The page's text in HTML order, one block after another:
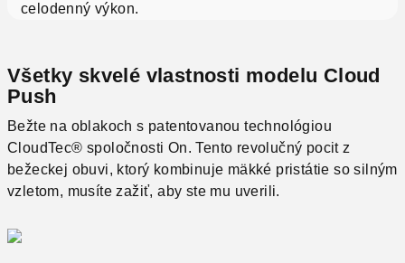
celodenný výkon.
Všetky skvelé vlastnosti modelu Cloud
Push
Bežte na oblakoch s patentovanou technológiou
CloudTec® spoločnosti On. Tento revolučný pocit z
bežeckej obuvi, ktorý kombinuje mäkké pristátie so silným
vzletom, musíte zažiť, aby ste mu uverili.